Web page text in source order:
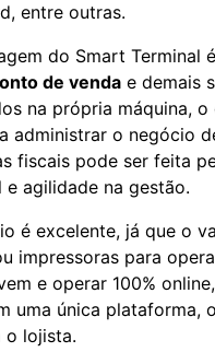
entre outras.
do Smart Terminal
de venda e demais
na própria máquina,
administrar o negócio
fiscais pode ser feita
agilidade na gestão.
é excelente, já que o
impressoras para
e operar 100%
uma única plataforma,
o lojista.